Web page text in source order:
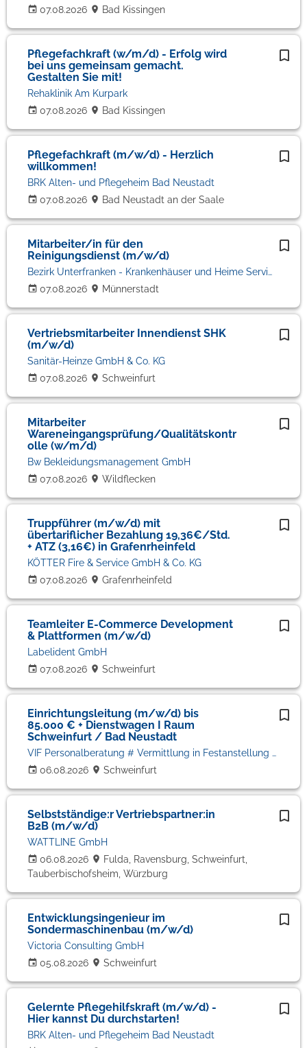
07.08.2026
Bad Kissingen
Pflegefachkraft (w/m/d) - Erfolg wird
bei uns gemeinsam gemacht.
Gestalten Sie mit!
07.08.2026
Rehaklinik Am Kurpark
Bad Kissingen
Pflegefachkraft (m/w/d) - Herzlich
willkommen!
07.08.2026
BRK Alten- und Pflegeheim Bad Neustadt
Bad Neustadt an der Saale
Mitarbeiter/in für den
Reinigungsdienst (m/w/d)
07.08.2026
Bezirk Unterfranken - Krankenhäuser und Heime Service gGmbH'
Münnerstadt
Vertriebsmitarbeiter Innendienst SHK
(m/w/d)
07.08.2026
Sanitär-Heinze GmbH & Co. KG
Schweinfurt
Mitarbeiter
Wareneingangsprüfung/Qualitätskontr
olle (w/m/d)
07.08.2026
Bw Bekleidungsmanagement GmbH
Wildflecken
Truppführer (m/w/d) mit
übertariflicher Bezahlung 19,36€/Std.
+ ATZ (3,16€) in Grafenrheinfeld
07.08.2026
KÖTTER Fire & Service GmbH & Co. KG
Grafenrheinfeld
Teamleiter E-Commerce Development
& Plattformen (m/w/d)
07.08.2026
Labelident GmbH
Schweinfurt
Einrichtungsleitung (m/w/d) bis
85.000 € + Dienstwagen I Raum
Schweinfurt / Bad Neustadt
06.08.2026
VIF Personalberatung # Vermittlung in Festanstellung # Volker Bronheim
Schweinfurt
Selbstständige:r Vertriebspartner:in
B2B (m/w/d)
06.08.2026
WATTLINE GmbH
Fulda, Ravensburg, Schweinfurt,
Tauberbischofsheim, Würzburg
Entwicklungsingenieur im
Sondermaschinenbau (m/w/d)
05.08.2026
Victoria Consulting GmbH
Schweinfurt
Gelernte Pflegehilfskraft (m/w/d) -
Hier kannst Du durchstarten!
BRK Alten- und Pflegeheim Bad Neustadt